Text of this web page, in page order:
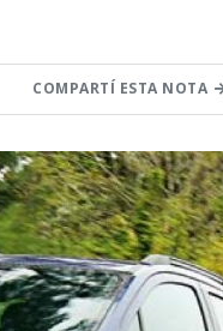
COMPARTÍ ESTA NOTA